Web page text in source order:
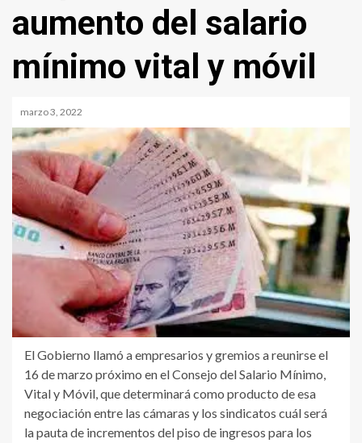
aumento del salario
mínimo vital y móvil
marzo 3, 2022
El Gobierno llamó a empresarios y gremios a reunirse el
16 de marzo próximo en el Consejo del Salario Mínimo,
Vital y Móvil, que determinará como producto de esa
negociación entre las cámaras y los sindicatos cuál será
la pauta de incrementos del piso de ingresos para los